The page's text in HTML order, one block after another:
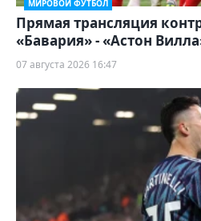
МИРОВОЙ ФУТБОЛ
Прямая трансляция
«Бавария» - «Астон
07 августа 2026 16:47